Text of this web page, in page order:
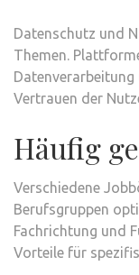
Datenschutz und
Themen.
Vertrauen der
Häufig
Verschiedene
Berufsgruppen
Fachrichtung und
Vorteile für